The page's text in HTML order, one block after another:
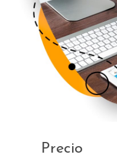
Precio